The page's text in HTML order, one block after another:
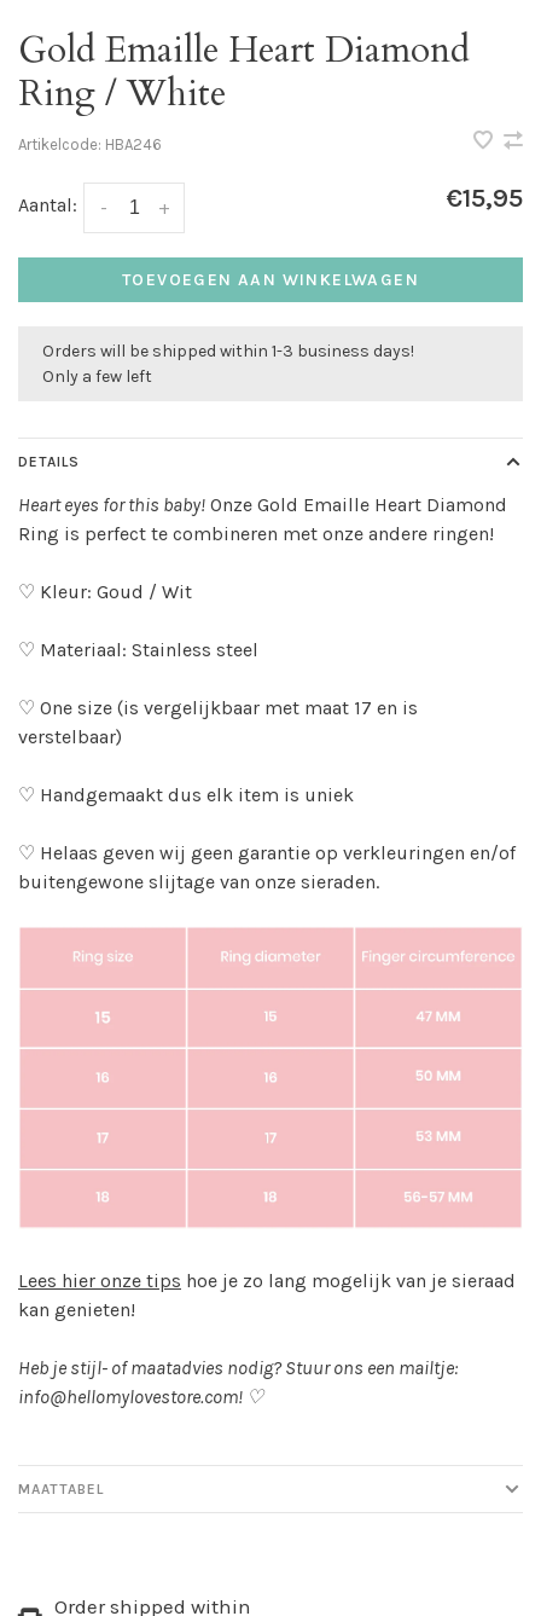
Gold Emaille Heart Diamond
Ring / White
Artikelcode: HBA246
Aantal: +
- €15,95
TOEVOEGEN AAN WINKELWAGEN
Orders will be shipped within 1-3 business days!
Only a few left
DETAILS
Heart eyes for this baby! Onze Gold Emaille Heart Diamond
Ring is perfect te combineren met onze andere ringen!
♡ Kleur: Goud / Wit
♡ Materiaal: Stainless steel
♡ One size (is vergelijkbaar met maat 17 en is
verstelbaar)
♡ Handgemaakt dus elk item is uniek
♡ Helaas geven wij geen garantie op verkleuringen en/of
buitengewone slijtage van onze sieraden.
Lees hier onze tips hoe je zo lang mogelijk van je sieraad
kan genieten!
Heb je stijl- of maatadvies nodig? Stuur ons een mailtje:
info@hellomylovestore.com! ♡
MAATTABEL
Order shipped within